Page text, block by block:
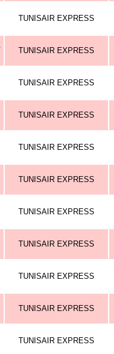
TUNISAIR EXPRESS
TUNISAIR EXPRESS
TUNISAIR EXPRESS
TUNISAIR EXPRESS
TUNISAIR EXPRESS
TUNISAIR EXPRESS
TUNISAIR EXPRESS
TUNISAIR EXPRESS
TUNISAIR EXPRESS
TUNISAIR EXPRESS
TUNISAIR EXPRESS